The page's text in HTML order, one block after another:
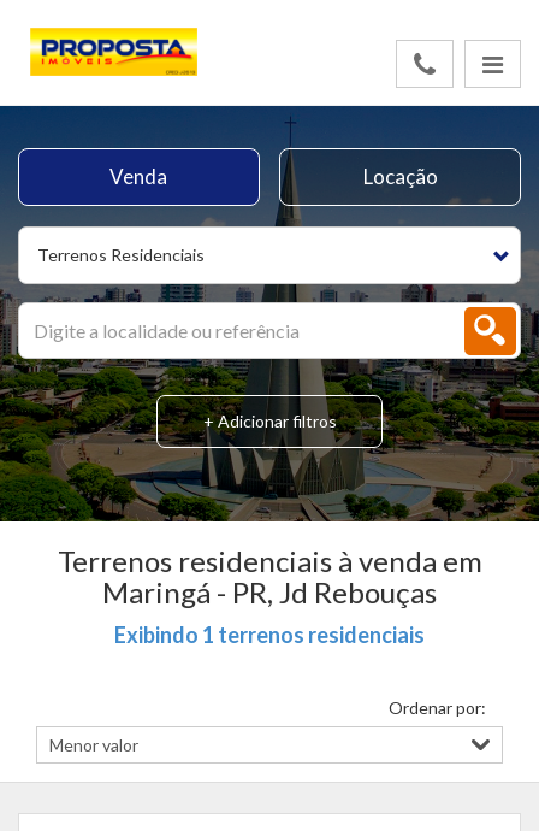
Terrenos Residenciais
Venda Locação
+ Adicionar filtros
Terrenos residenciais à venda em
Maringá - PR, Jd Rebouças
Exibindo 1 terrenos residenciais
Ordenar por: